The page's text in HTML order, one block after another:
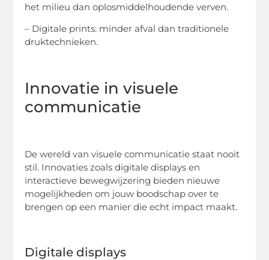
het milieu dan oplosmiddelhoudende verven.
– Digitale prints: minder afval dan traditionele
druktechnieken.
Innovatie in visuele
communicatie
De wereld van visuele communicatie staat nooit
stil. Innovaties zoals digitale displays en
interactieve bewegwijzering bieden nieuwe
mogelijkheden om jouw boodschap over te
brengen op een manier die echt impact maakt.
Digitale displays